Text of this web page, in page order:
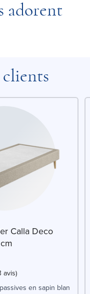
adorent
clients
Calla Deco
avis
en sapin blanc